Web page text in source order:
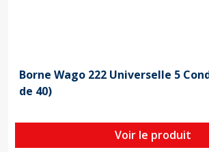
Borne Wago 222 Universelle 5
de 40)
Voir le produit